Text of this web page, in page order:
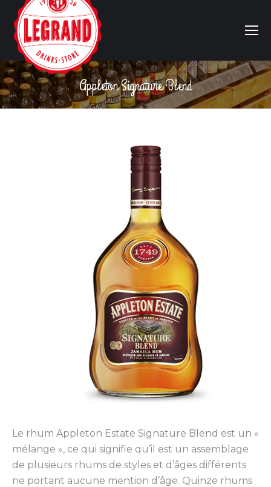
Appleton Signature Blend
Vous êtes ici :
Le rhum Appleton Estate Signature Blend est un «
mélange », ce qui signifie qu’il est un assemblage
de plusieurs rhums de styles et d’âges différents
ne portant aucune mention d’âge. Quinze rhums